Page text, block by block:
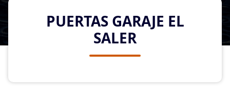
PUERTAS GARAJE EL
SALER